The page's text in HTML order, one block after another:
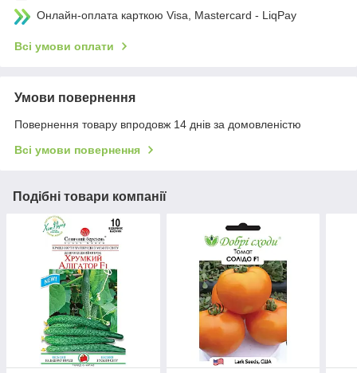
Онлайн-оплата карткою Visa, Mastercard - LiqPay
Всі умови оплати
Умови повернення
Повернення товару впродовж 14 днів за домовленістю
Всі умови повернення
Подібні товари компанії